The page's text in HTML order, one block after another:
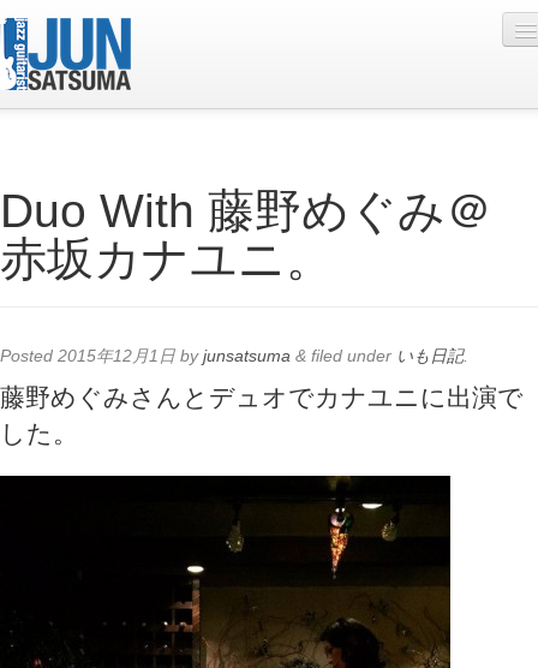
Live Schedule
Discography
Contact
YouTube
Duo With 藤野めぐみ＠
赤坂カナユニ。
Posted 2015年12月1日 byjunsatsuma & filed under いも日記.
藤野めぐみさんとデュオでカナユニに出演で
した。